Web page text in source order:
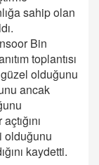
sahip olan
Bin
toplantısı
olduğunu
ancak
olduğunu
kaydetti.